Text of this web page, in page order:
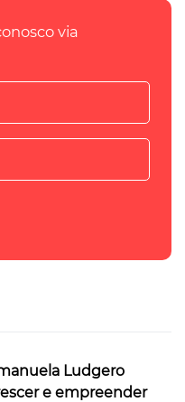
via
Ludgero
e empreender